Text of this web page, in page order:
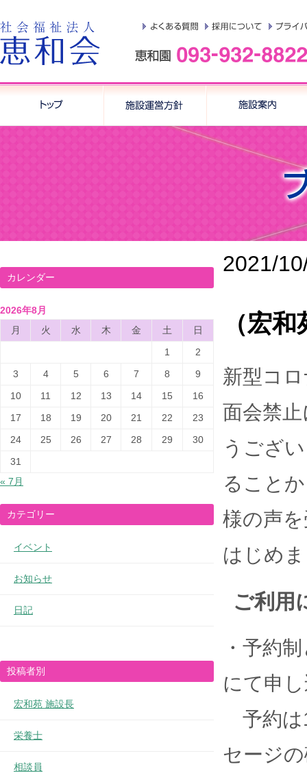
カレンダー
2026年8月
月
火 水 木 金 土
日
1
2
3
4 5 6 7 8
9
10
11 12 13 14 15
16
17
18 19 20 21 22
23
24
25 26 27 28 29
30
31
« 7月
カテゴリー
イベント
お知らせ
日記
投稿者別
宏和苑 施設長
栄養士
相談員
2021/
（宏
新型コ
面会禁
うござ
ること
様の声
はじめ
ご利用
・予約
にて申
予約は
セージ